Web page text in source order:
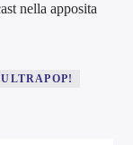
nella apposita
ULTRAPOP!